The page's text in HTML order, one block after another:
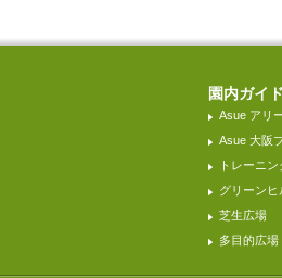
園内ガイド
Asue アリ
Asue 大阪
トレーニ
グリーンヒ
芝生広場
多目的広場